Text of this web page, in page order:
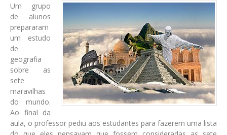
Um grupo
de alunos
prepararam
um estudo
de
geografia
sobre as
sete
maravilhas
do mundo.
Ao final da
aula, o professor pediu aos estudantes para fazerem uma lista